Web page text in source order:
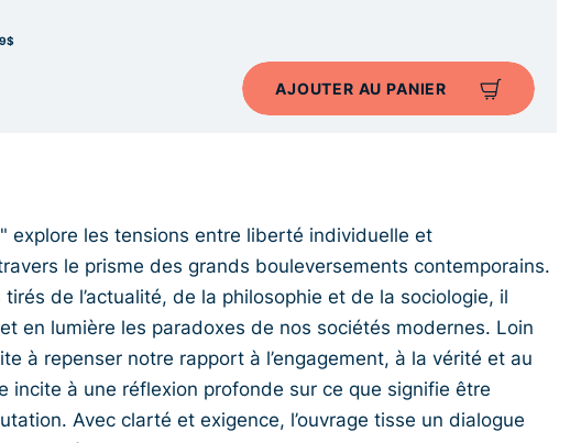
AJOUTER AU PANIER
explore les tensions entre liberté individuelle et
le prisme des grands bouleversements contemporains.
tirés de l’actualité, de la philosophie et de la sociologie, il
en lumière les paradoxes de nos sociétés modernes. Loin
à repenser notre rapport à l’engagement, à la vérité et au
incite à une réflexion profonde sur ce que signifie être
Avec clarté et exigence, l’ouvrage tisse un dialogue